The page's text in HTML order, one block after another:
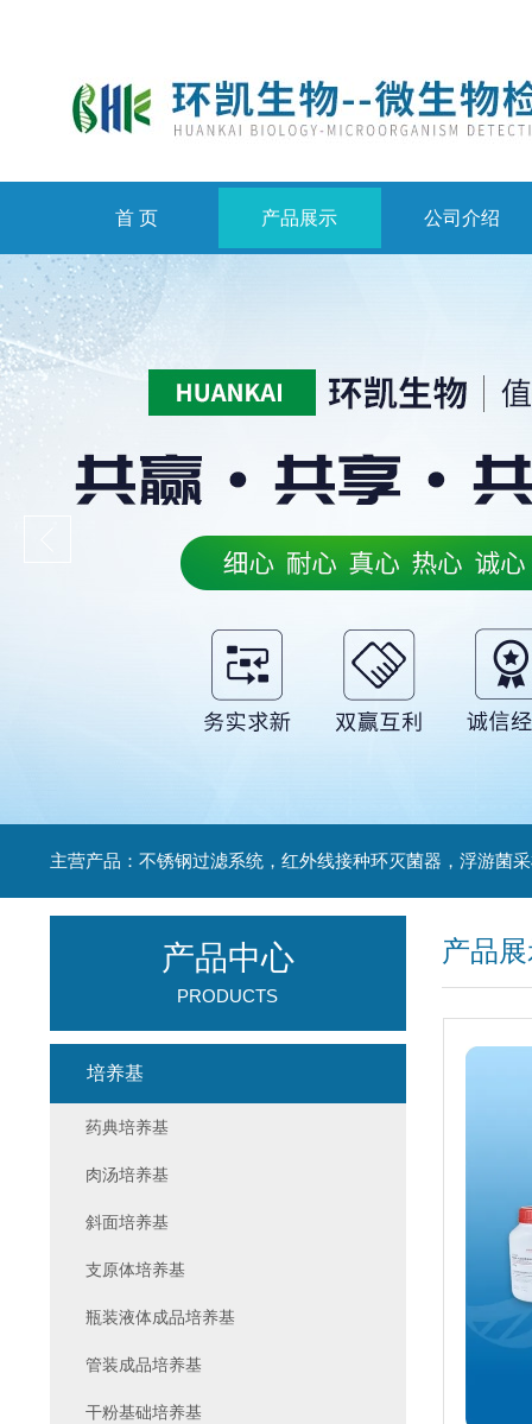
首 页 产品展示 公司介绍
产品
产品中心
PRODUCTS
培养基
药典培养基
肉汤培养基
斜面培养基
支原体培养基
瓶装液体成品培养基
管装成品培养基
干粉基础培养基